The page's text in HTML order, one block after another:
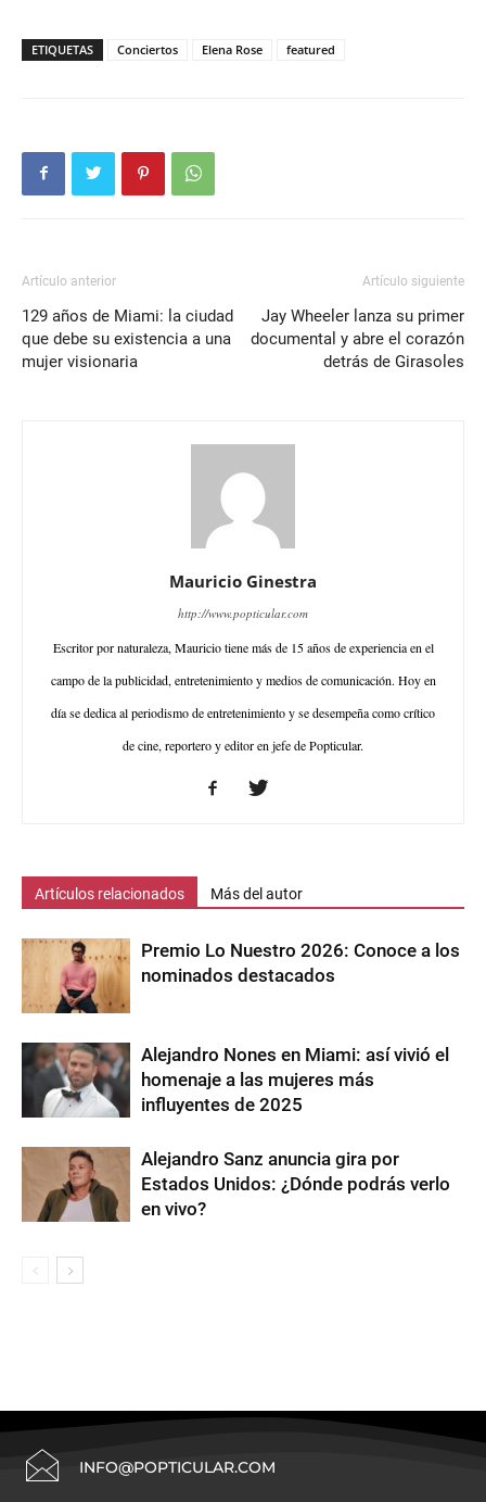
ETIQUETAS Conciertos Elena Rose featured
Artículo anterior
129 años de Miami: la ciudad
que debe su existencia a una
mujer visionaria
Artículo siguiente
Jay Wheeler lanza su primer
documental y abre el corazón
detrás de Girasoles
Mauricio Ginestra
http://www.popticular.com
Escritor por naturaleza, Mauricio tiene más de 15 años de experiencia en el
campo de la publicidad, entretenimiento y medios de comunicación. Hoy en
día se dedica al periodismo de entretenimiento y se desempeña como crítico
de cine, reportero y editor en jefe de Popticular.
Artículos relacionados Más del autor
Premio Lo Nuestro 2026: Conoce a los
nominados destacados
Alejandro Nones en Miami: así vivió el
homenaje a las mujeres más
influyentes de 2025
Alejandro Sanz anuncia gira por
Estados Unidos: ¿Dónde podrás verlo
en vivo?
INFO@POPTICULAR.COM